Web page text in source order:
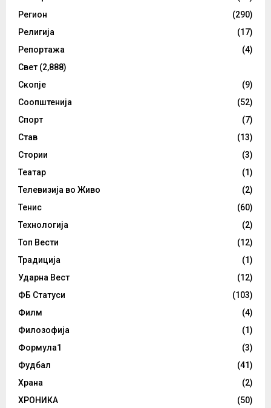
Регион
(290)
Религија
(17)
Репортажа
(4)
Свет (2,888)
Скопје
(9)
Соопштенија
(52)
Спорт
(7)
Став
(13)
Стории
(3)
Театар
(1)
Телевизија во Живо
(2)
Тенис
(60)
Технологија
(2)
Топ Вести
(12)
Традиција
(1)
Ударна Вест
(12)
ФБ Статуси
(103)
Филм
(4)
Филозофија
(1)
Формула1
(3)
Фудбал
(41)
Храна
(2)
ХРОНИКА
(50)